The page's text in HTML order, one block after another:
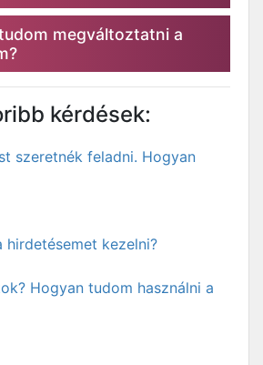
megváltoztatni a
kérdések:
szeretnék feladni. Hogyan
hirdetésemet kezelni?
Hogyan tudom használni a